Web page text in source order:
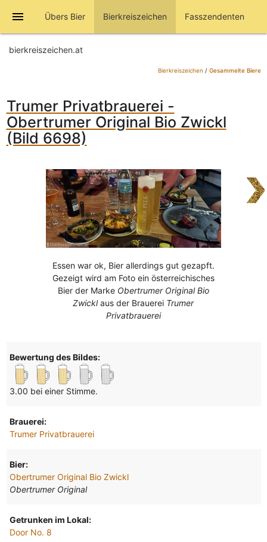
menu Übers Bier Bierkreiszeichen Fasszendenten
bierkreiszeichen.at
Bierkreiszeichen / Gesammelte Biere
Trumer Privatbrauerei -
Obertrumer Original Bio Zwickl
(Bild 6698)
Essen war ok, Bier allerdings gut gezapft.
Gezeigt wird am Foto ein österreichisches
Bier der Marke Obertrumer Original Bio
Zwicklaus der Brauerei Trumer
Privatbrauerei
Bewertung des Bildes:
3.00 bei einer Stimme.
Brauerei:
Trumer Privatbrauerei
Bier:
Obertrumer Original Bio Zwickl
Obertrumer Original
Getrunken im Lokal:
Door No. 8